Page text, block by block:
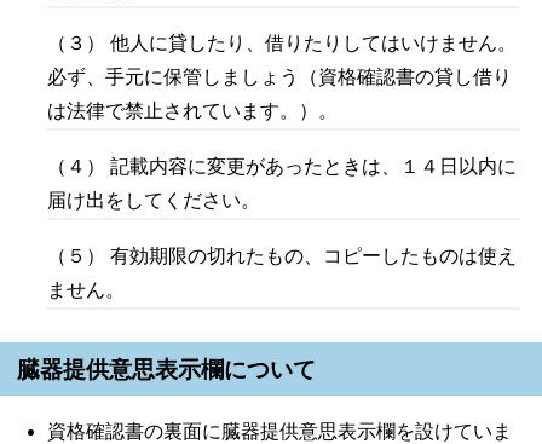
（３） 他人に貸したり、借りたりしてはいけません。
必ず、手元に保管しましょう（資格確認書の貸し借り
は法律で禁止されています。）。
（４） 記載内容に変更があったときは、１４日以内に
届け出をしてください。
（５） 有効期限の切れたもの、コピーしたものは使え
ません。
臓器提供意思表示欄について
資格確認書の裏面に臓器提供意思表示欄を設けていま